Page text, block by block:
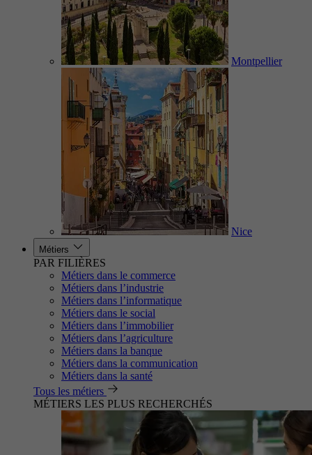
Montpellier
Nice
Métiers
PAR FILIÈRES
Métiers dans le commerce
Métiers dans l’industrie
Métiers dans l’informatique
Métiers dans le social
Métiers dans l’immobilier
Métiers dans l’agriculture
Métiers dans la banque
Métiers dans la communication
Métiers dans la santé
Tous les métiers
MÉTIERS LES PLUS RECHERCHÉS